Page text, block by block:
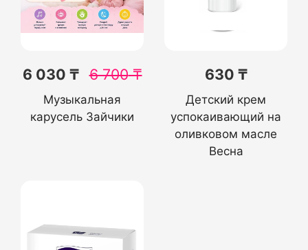
6 030 ₸ 6 700₸
Музыкальная
карусель Зайчики
630 ₸
Детский крем
успокаивающий на
оливковом масле
Весна